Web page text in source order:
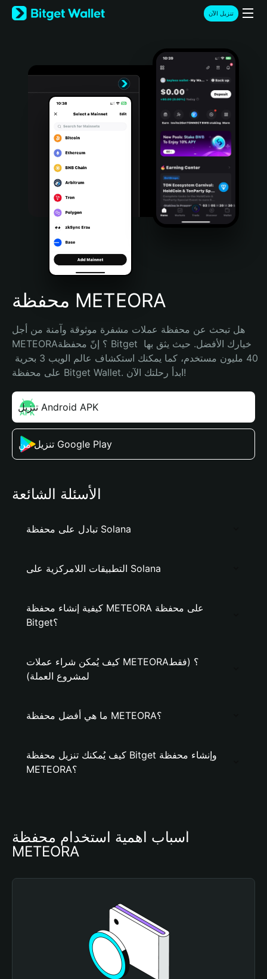
English
日本語
Türkçe
Português (Portugal)
Bahasa Indonesia
Português (Brasil)
Español (Argentina)
تنزيل الآن
محفظة METEORA
هل تبحث عن محفظة عملات مشفرة موثوقة وآمنة من أجل
METEORA؟ إنّ محفظة Bitget خيارك الأفضل. حيث يثق بها
على محفظة Bitget Wallet. ابدأ رحلتك الآن!
تنزيل Android APK
تنزيل من Google Play
الأسئلة الشائعة
تبادل على محفظة Solana
التطبيقات اللامركزية على Solana
كيفية إنشاء محفظة METEORA على محفظة
Bitget؟
كيف يُمكن شراء عملات METEORA؟ (فقط
لمشروع العملة)
ما هي أفضل محفظة METEORA؟
كيف يُمكنك تنزيل محفظة Bitget وإنشاء محفظة
METEORA؟
أسباب أهمية استخدام محفظة
METEORA